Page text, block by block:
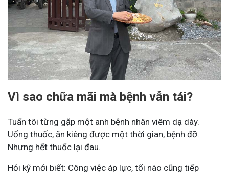
Vì sao chữa mãi mà bệnh vẫn tái?
Tuấn tôi từng gặp một anh bệnh nhân viêm dạ dày.
Uống thuốc, ăn kiêng được một thời gian, bệnh đỡ.
Nhưng hết thuốc lại đau.
Hỏi kỹ mới biết: Công việc áp lực, tối nào cũng tiếp